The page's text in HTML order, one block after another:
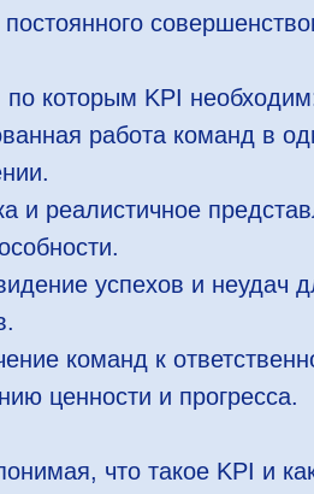
которым KPI
работа команд в
и реалистичное
успехов и неудач
команд к
ценности и прогресса.
что такое KPI и